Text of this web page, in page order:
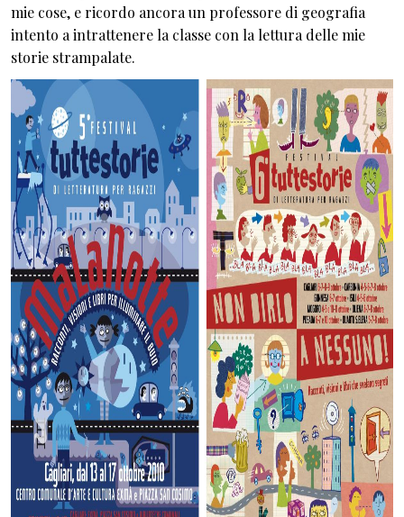
mie cose, e ricordo ancora un professore di geografia
intento a intrattenere la classe con la lettura delle mie
storie strampalate.